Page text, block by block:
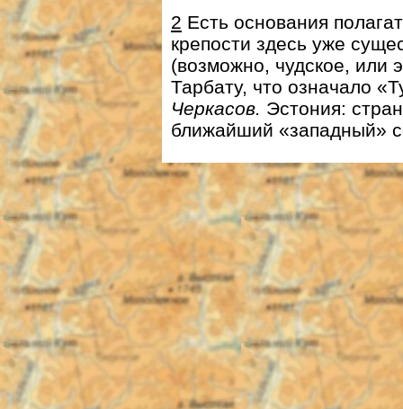
2 Есть основания
крепости здесь уже
(возможно, чудское, или
Тарбату, что означало
Черкасов. Эстония:
ближайший «западный»